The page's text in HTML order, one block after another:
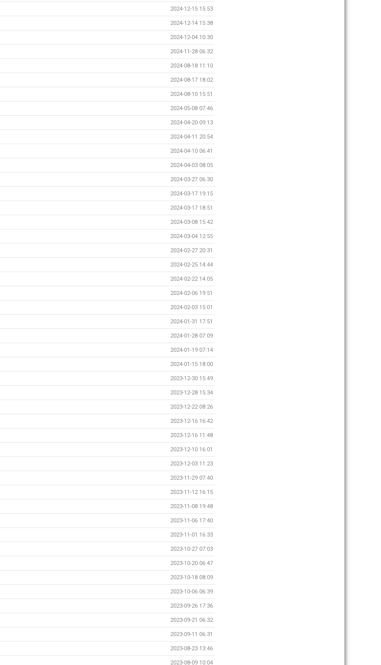
2024-12-15 15:53
2024-12-14 15:38
2024-12-04 10:30
2024-11-28 06:32
2024-08-18 11:10
2024-08-17 18:02
2024-08-10 15:51
2024-05-08 07:46
2024-04-20 09:13
2024-04-11 20:54
2024-04-10 06:41
2024-04-03 08:05
2024-03-27 06:30
2024-03-17 19:15
2024-03-17 18:51
2024-03-08 15:42
2024-03-04 12:55
2024-02-27 20:31
2024-02-25 14:44
2024-02-22 14:05
2024-02-06 19:51
2024-02-03 15:01
2024-01-31 17:51
2024-01-28 07:09
2024-01-19 07:14
2024-01-15 18:00
2023-12-30 15:49
2023-12-28 15:34
2023-12-22 08:26
2023-12-16 16:42
2023-12-16 11:48
2023-12-10 16:01
2023-12-03 11:23
2023-11-29 07:40
2023-11-12 16:15
2023-11-08 19:48
2023-11-06 17:40
2023-11-01 16:33
2023-10-27 07:03
2023-10-20 06:47
2023-10-18 08:09
2023-10-06 06:39
2023-09-26 17:36
2023-09-21 06:32
2023-09-11 06:31
2023-08-23 13:46
2023-08-09 10:04